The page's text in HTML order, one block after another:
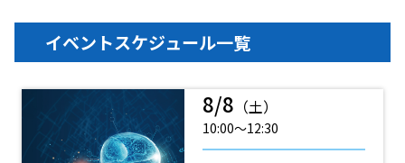
イベントスケジュール一覧
8/8 （土）
10:00〜12:30